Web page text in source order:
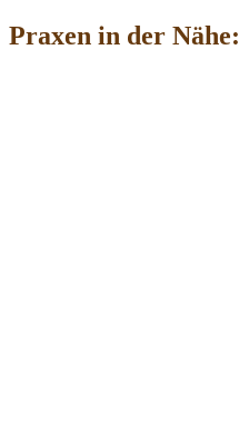
Praxen in der Nähe: